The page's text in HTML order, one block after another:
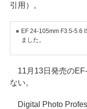
引用）。
EF 24-105mm F3.5-5.6
ました。
11月13日発売の
ない。
Digital Photo